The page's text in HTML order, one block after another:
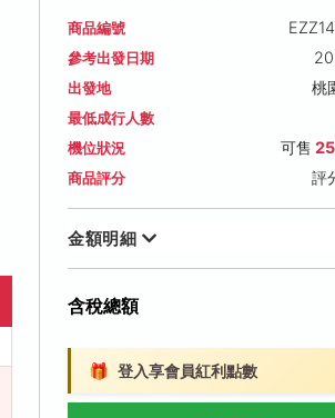
商品編號
參考出發日期
出發地 桃
最低成行人數
機位狀況 可售 25
商品評分 評
金額明細
含稅總額
🎁 登入享會員紅利點數